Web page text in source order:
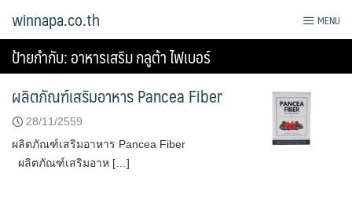
winnapa.co.th MENU
ป้ายกำกับ:อาหารเสริม กลูต้า ไฟเบอร์
ผลิตภัณฑ์เสริมอาหาร Pancea Fiber
28/11/2559
ผลิตภัณฑ์เสริมอาหาร Pancea Fiber
ผลิตภัณฑ์เสริมอาห […]